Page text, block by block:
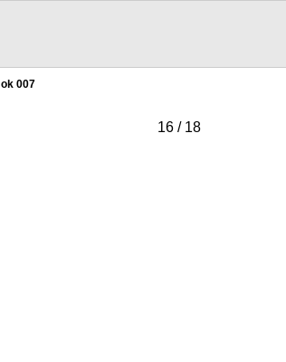
ok 007
16 / 18